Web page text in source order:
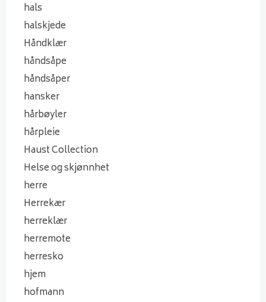
hals
halskjede
Håndklær
håndsåpe
håndsåper
hansker
hårbøyler
hårpleie
Haust Collection
Helse og skjønnhet
herre
Herrekær
herreklær
herremote
herresko
hjem
hofmann